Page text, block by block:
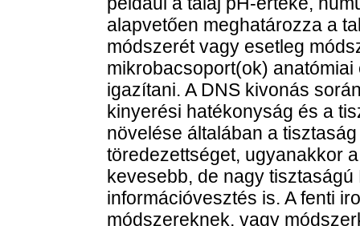
alapvetően meghatározza a
módszerét vagy esetleg
mikrobacsoport(ok)
igazítani. A DNS kivonás
kinyerési hatékonyság és a
növelése általában a
töredezettséget, ugyanakkor
kevesebb, de nagy
információvesztés is. A fenti
módszereknek, vagy